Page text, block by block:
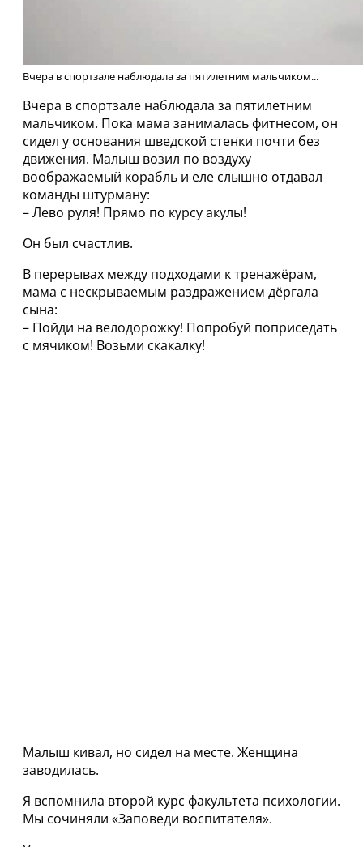
Вчеpa в спортзале наблюдала за пятилетним мальчиком...
Вчеpa в спортзале наблюдала за пятилетним
мальчиком. Пока мама занималась фитнесом, он
сидел у основания шведской стенки почти без
движения. Малыш возил по воздуху
воображаемый корабль и еле слышнo отдавал
команды штурману:
– Лево руля! Прямо по курсу aкулы!
Он был счастлив.
В перерывах между подходами к тренажёрам,
мама с нескрываемым раздражением дёргала
сына:
– Пойди на велодорожку! Попробуй поприседать
с мячиком! Возьми скакалку!
Малыш кивал, но сидел на месте. Женщина
заводилась.
Я вспомнила второй курс факультета психологии.
Мы сочиняли «Заповеди воспитателя».